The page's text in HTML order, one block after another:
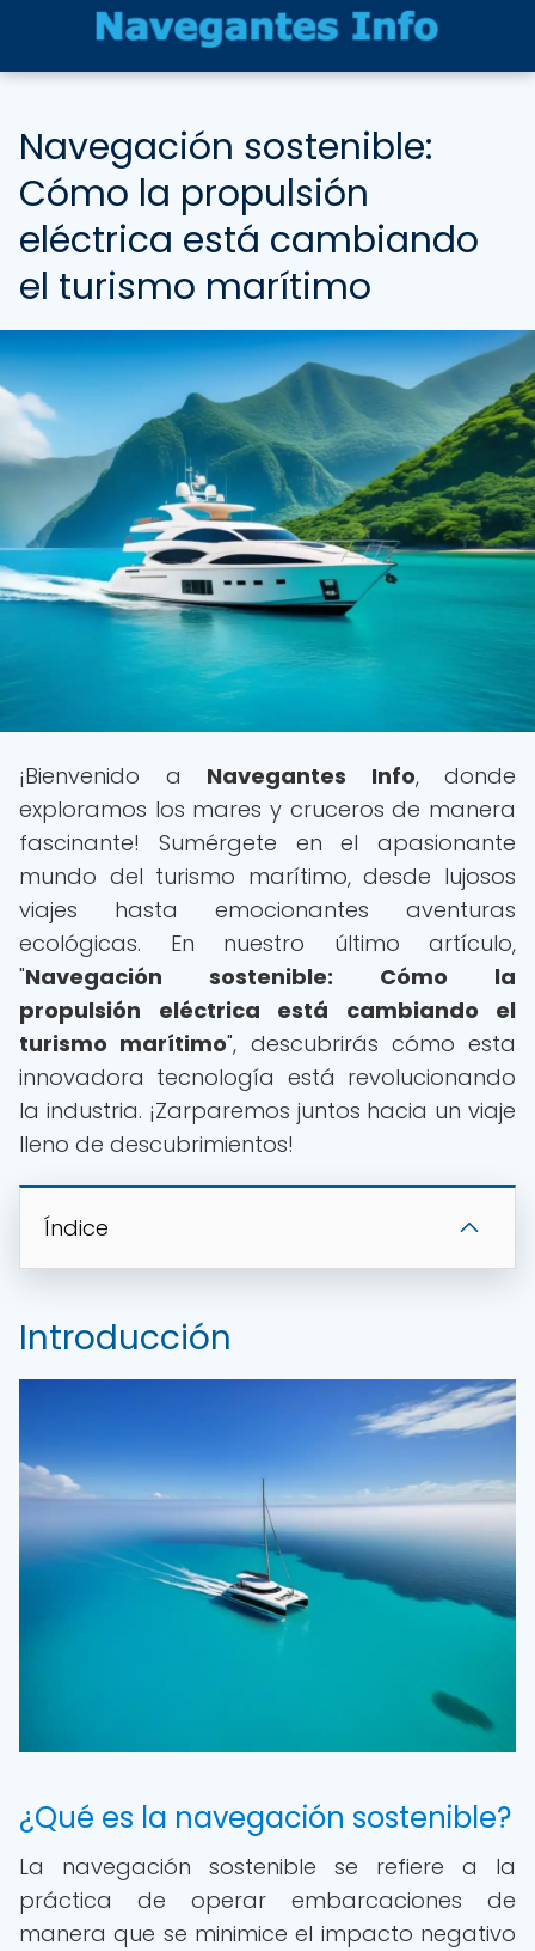
Navegación sostenible:
Cómo la propulsión
eléctrica está cambiando
el turismo marítimo
¡Bienvenido a Navegantes Info, donde
exploramos los mares y cruceros de manera
fascinante! Sumérgete en el apasionante
mundo del turismo marítimo, desde lujosos
viajes hasta emocionantes aventuras
ecológicas. En nuestro último artículo,
"Navegación sostenible: Cómo la
propulsión eléctrica está cambiando el
turismo marítimo", descubrirás cómo esta
innovadora tecnología está revolucionando
la industria. ¡Zarparemos juntos hacia un viaje
lleno de descubrimientos!
Índice
Introducción
¿Qué es la navegación sostenible?
La navegación sostenible se refiere a la
práctica de operar embarcaciones de
manera que se minimice el impacto negativo